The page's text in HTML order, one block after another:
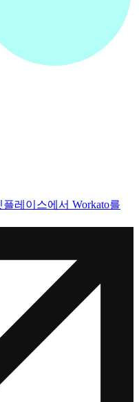
레이스에서 Workato를